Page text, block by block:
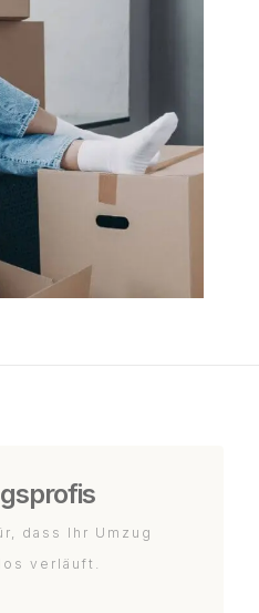
dass Ihr Umzug
verläuft.